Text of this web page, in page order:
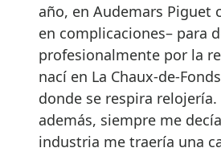
año, en Audemars Piguet
en complicaciones– para
profesionalmente por la
nací en La Chaux-de-
donde se respira
además, siempre me
industria me traería una